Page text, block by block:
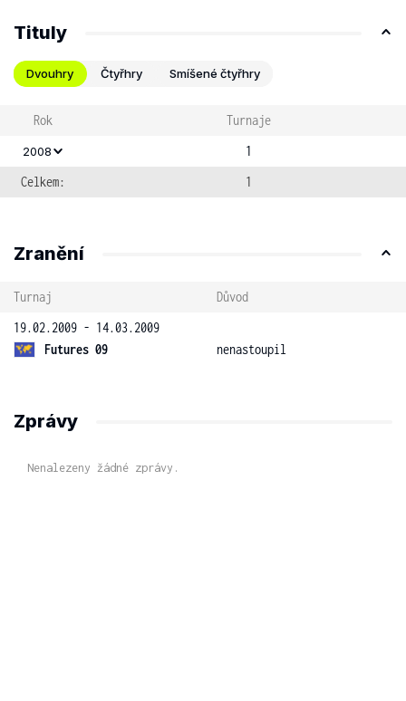
Tituly
Dvouhry Čtyřhry Smíšené čtyřhry
Rok Turnaje
2008
1
Celkem:
1
Zranění
Turnaj
Důvod
19.02.2009 - 14.03.2009
Futures 09
nenastoupil
Zprávy
Nenalezeny žádné zprávy.